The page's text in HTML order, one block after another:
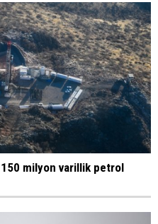
milyon varillik petrol